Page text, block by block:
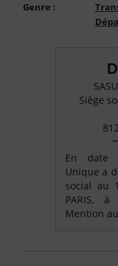
Genre :
Siège
En date
Unique a
social au
PARIS,
Mention au